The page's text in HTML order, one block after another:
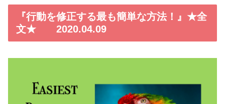
『行動を修正する最も簡単な方法！』★全
文★ 2020.04.09